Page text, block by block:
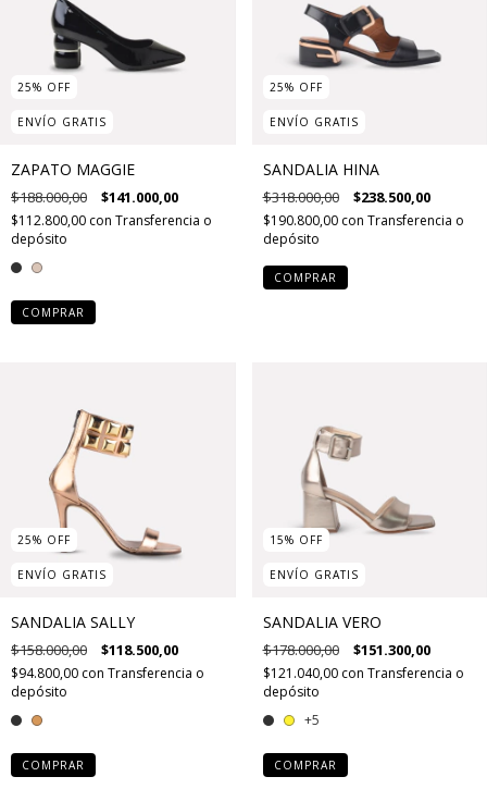
25% OFF
ENVÍO GRATIS
ZAPATO MAGGIE
$188.000,00 $141.000,00
$112.800,00 con Transferencia o
depósito
COMPRAR
25% OFF
ENVÍO GRATIS
SANDALIA HINA
$318.000,00 $238.500,00
$190.800,00 con Transferencia o
depósito
COMPRAR
25% OFF
ENVÍO GRATIS
SANDALIA SALLY
$158.000,00 $118.500,00
$94.800,00 con Transferencia o
depósito
COMPRAR
15% OFF
ENVÍO GRATIS
SANDALIA VERO
$178.000,00 $151.300,00
$121.040,00 con Transferencia o
depósito
+5
COMPRAR